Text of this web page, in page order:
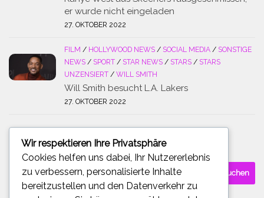
er wurde nicht eingeladen
27. OKTOBER 2022
FILM / HOLLYWOOD NEWS / SOCIAL MEDIA / SONSTIGE
NEWS / SPORT / STAR NEWS / STARS / STARS
UNZENSIERT / WILL SMITH
Will Smith besucht L.A. Lakers
27. OKTOBER 2022
Suchen
nach:
Wir respektieren Ihre Privatsphäre
Cookies helfen uns dabei, Ihr Nutzererlebnis
zu verbessern, personalisierte Inhalte
bereitzustellen und den Datenverkehr zu